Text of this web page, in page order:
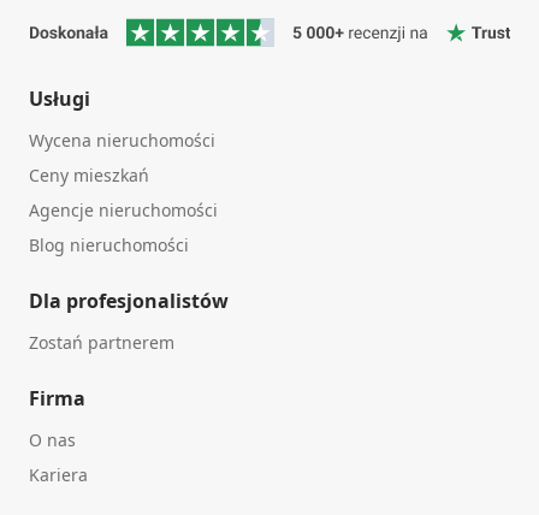
Usługi
Wycena nieruchomości
Ceny mieszkań
Agencje nieruchomości
Blog nieruchomości
Dla profesjonalistów
Zostań partnerem
Firma
O nas
Kariera